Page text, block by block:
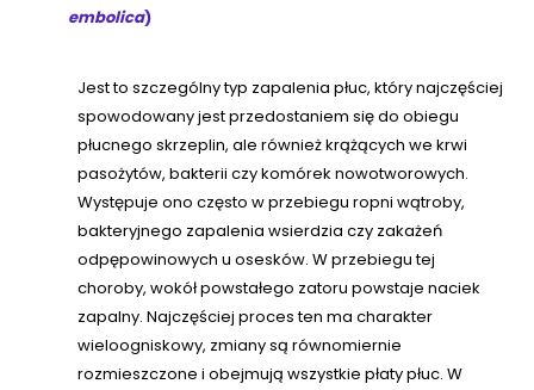
embolica)
Jest to szczególny typ zapalenia płuc, który najczęściej
spowodowany jest przedostaniem się do obiegu
płucnego skrzeplin, ale również krążących we krwi
pasożytów, bakterii czy komórek nowotworowych.
Występuje ono często w przebiegu ropni wątroby,
bakteryjnego zapalenia wsierdzia czy zakażeń
odpępowinowych u osesków. W przebiegu tej
choroby, wokół powstałego zatoru powstaje naciek
zapalny. Najczęściej proces ten ma charakter
wieloogniskowy, zmiany są równomiernie
rozmieszczone i obejmują wszystkie płaty płuc. W